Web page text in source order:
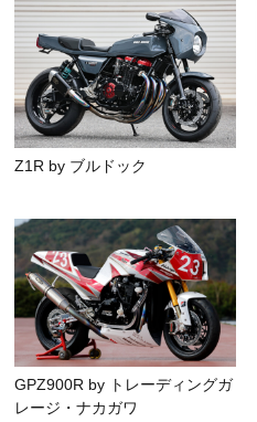
Z1R by ブルドック
GPZ900R by トレーディングガ
レージ・ナカガワ